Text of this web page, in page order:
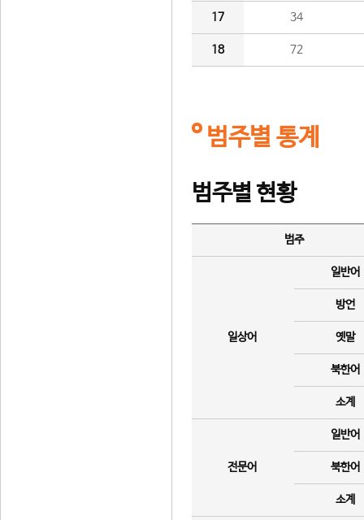
17 34
18 72
범주별 통계
범주별 현황
범주
일상어
일반어
방언
옛말
북한어
소계
전문어
일반어
북한어
소계